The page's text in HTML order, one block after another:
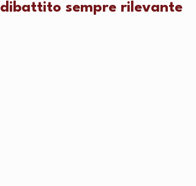
dibattito sempre rilevante